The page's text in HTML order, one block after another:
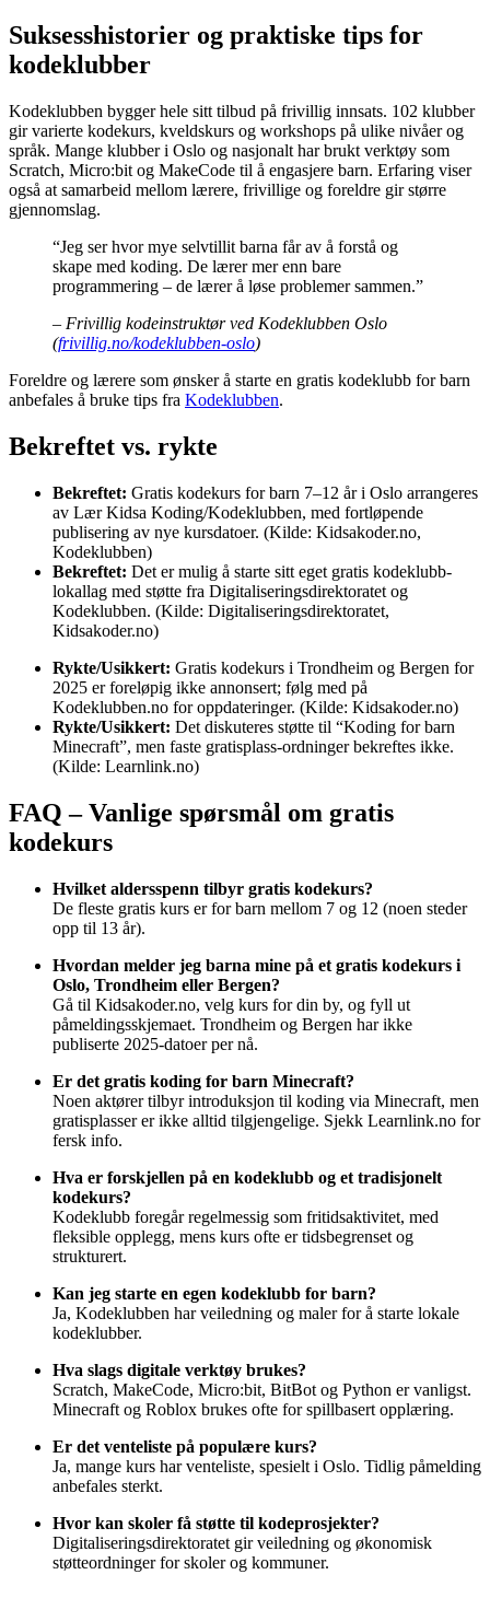
Suksesshistorier og praktiske tips for
kodeklubber
Kodeklubben bygger hele sitt tilbud på frivillig innsats. 102 klubber
gir varierte kodekurs, kveldskurs og workshops på ulike nivåer og
språk. Mange klubber i Oslo og nasjonalt har brukt verktøy som
Scratch, Micro:bit og MakeCode til å engasjere barn. Erfaring viser
også at samarbeid mellom lærere, frivillige og foreldre gir større
gjennomslag.
“Jeg ser hvor mye selvtillit barna får av å forstå og
skape med koding. De lærer mer enn bare
programmering – de lærer å løse problemer sammen.”
– Frivillig kodeinstruktør ved Kodeklubben Oslo
(frivillig.no/kodeklubben-oslo)
Foreldre og lærere som ønsker å starte en gratis kodeklubb for barn
anbefales å bruke tips fra Kodeklubben.
Bekreftet vs. rykte
Bekreftet: Gratis kodekurs for barn 7–12 år i Oslo arrangeres
av Lær Kidsa Koding/Kodeklubben, med fortløpende
publisering av nye kursdatoer. (Kilde: Kidsakoder.no,
Kodeklubben)
Bekreftet: Det er mulig å starte sitt eget gratis kodeklubb-
lokallag med støtte fra Digitaliseringsdirektoratet og
Kodeklubben. (Kilde: Digitaliseringsdirektoratet,
Kidsakoder.no)
Rykte/Usikkert: Gratis kodekurs i Trondheim og Bergen for
2025 er foreløpig ikke annonsert; følg med på
Kodeklubben.no for oppdateringer. (Kilde: Kidsakoder.no)
Rykte/Usikkert: Det diskuteres støtte til “Koding for barn
Minecraft”, men faste gratisplass-ordninger bekreftes ikke.
(Kilde: Learnlink.no)
FAQ – Vanlige spørsmål om gratis
kodekurs
Hvilket aldersspenn tilbyr gratis kodekurs?
De fleste gratis kurs er for barn mellom 7 og 12 (noen steder
opp til 13 år).
Hvordan melder jeg barna mine på et gratis kodekurs i
Oslo, Trondheim eller Bergen?
Gå til Kidsakoder.no, velg kurs for din by, og fyll ut
påmeldingsskjemaet. Trondheim og Bergen har ikke
publiserte 2025-datoer per nå.
Er det gratis koding for barn Minecraft?
Noen aktører tilbyr introduksjon til koding via Minecraft, men
gratisplasser er ikke alltid tilgjengelige. Sjekk Learnlink.no for
fersk info.
Hva er forskjellen på en kodeklubb og et tradisjonelt
kodekurs?
Kodeklubb foregår regelmessig som fritidsaktivitet, med
fleksible opplegg, mens kurs ofte er tidsbegrenset og
strukturert.
Kan jeg starte en egen kodeklubb for barn?
Ja, Kodeklubben har veiledning og maler for å starte lokale
kodeklubber.
Hva slags digitale verktøy brukes?
Scratch, MakeCode, Micro:bit, BitBot og Python er vanligst.
Minecraft og Roblox brukes ofte for spillbasert opplæring.
Er det venteliste på populære kurs?
Ja, mange kurs har venteliste, spesielt i Oslo. Tidlig påmelding
anbefales sterkt.
Hvor kan skoler få støtte til kodeprosjekter?
Digitaliseringsdirektoratet gir veiledning og økonomisk
støtteordninger for skoler og kommuner.